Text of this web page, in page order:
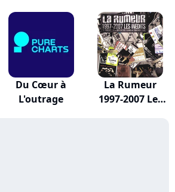
Du Cœur à
L'outrage
La Rumeur
1997-2007 Les